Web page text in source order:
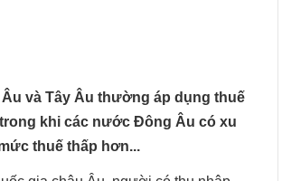
và Tây Âu thường áp dụng thuế
khi các nước Đông Âu có xu
thuế thấp hơn...